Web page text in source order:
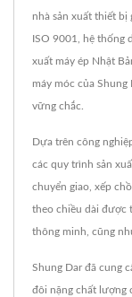
nhà sản xuất thiết bị
ISO 9001, hệ thống
xuất máy ép Nhật
máy móc của
vững chắc.
Dựa trên công
các quy trình sản
chuyển giao, xếp
theo chiều dài được
thông minh, cũng
Shung Dar đã cung
đôi nặng chất lượng